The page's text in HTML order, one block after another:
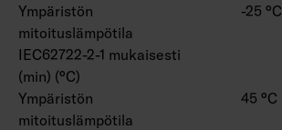
Ympäristön
mitoituslämpötila
IEC62722-2-1 mukaisesti
(min) (°C)
-25 °C
Ympäristön
mitoituslämpötila
45 °C